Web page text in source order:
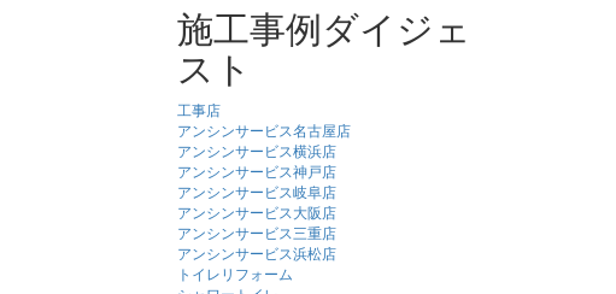
施工事例ダイジェ
スト
工事店
アンシンサービス名古屋店
アンシンサービス横浜店
アンシンサービス神戸店
アンシンサービス岐阜店
アンシンサービス大阪店
アンシンサービス三重店
アンシンサービス浜松店
トイレリフォーム